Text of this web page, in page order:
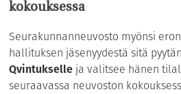
kokouksessa
Seurakunnanneuvosto myönsi
hallituksen jäsenyydestä sitä
Qvintukselle ja valitsee hänen
seuraavassa neuvoston